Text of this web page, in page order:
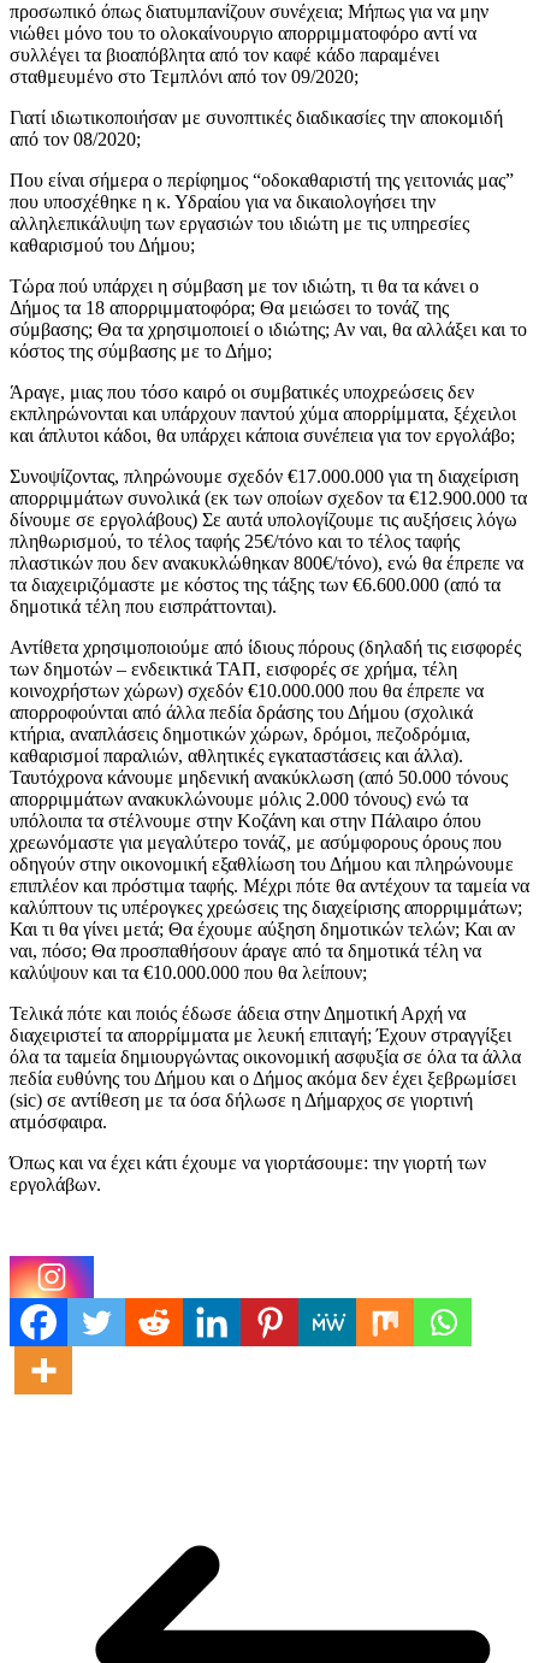
προσωπικό όπως διατυμπανίζουν συνέχεια; Μήπως για να μην
νιώθει μόνο του το ολοκαίνουργιο απορριμματοφόρο αντί να
συλλέγει τα βιοαπόβλητα από τον καφέ κάδο παραμένει
σταθμευμένο στο Τεμπλόνι από τον 09/2020;
Γιατί ιδιωτικοποιήσαν με συνοπτικές διαδικασίες την αποκομιδή
από τον 08/2020;
Που είναι σήμερα ο περίφημος “οδοκαθαριστή της γειτονιάς μας”
που υποσχέθηκε η κ. Υδραίου για να δικαιολογήσει την
αλληλεπικάλυψη των εργασιών του ιδιώτη με τις υπηρεσίες
καθαρισμού του Δήμου;
Τώρα πού υπάρχει η σύμβαση με τον ιδιώτη, τι θα τα κάνει ο
Δήμος τα 18 απορριμματοφόρα; Θα μειώσει το τονάζ της
σύμβασης; Θα τα χρησιμοποιεί ο ιδιώτης; Αν ναι, θα αλλάξει και το
κόστος της σύμβασης με το Δήμο;
Άραγε, μιας που τόσο καιρό οι συμβατικές υποχρεώσεις δεν
εκπληρώνονται και υπάρχουν παντού χύμα απορρίμματα, ξέχειλοι
και άπλυτοι κάδοι, θα υπάρχει κάποια συνέπεια για τον εργολάβο;
Συνοψίζοντας, πληρώνουμε σχεδόν €17.000.000 για τη διαχείριση
απορριμμάτων συνολικά (εκ των οποίων σχεδον τα €12.900.000 τα
δίνουμε σε εργολάβους) Σε αυτά υπολογίζουμε τις αυξήσεις λόγω
πληθωρισμού, το τέλος ταφής 25€/τόνο και το τέλος ταφής
πλαστικών που δεν ανακυκλώθηκαν 800€/τόνο), ενώ θα έπρεπε να
τα διαχειριζόμαστε με κόστος της τάξης των €6.600.000 (από τα
δημοτικά τέλη που εισπράττονται).
Αντίθετα χρησιμοποιούμε από ίδιους πόρους (δηλαδή τις εισφορές
των δημοτών – ενδεικτικά ΤΑΠ, εισφορές σε χρήμα, τέλη
κοινοχρήστων χώρων) σχεδόν €10.000.000 που θα έπρεπε να
απορροφούνται από άλλα πεδία δράσης του Δήμου (σχολικά
κτήρια, αναπλάσεις δημοτικών χώρων, δρόμοι, πεζοδρόμια,
καθαρισμοί παραλιών, αθλητικές εγκαταστάσεις και άλλα).
Ταυτόχρονα κάνουμε μηδενική ανακύκλωση (από 50.000 τόνους
απορριμμάτων ανακυκλώνουμε μόλις 2.000 τόνους) ενώ τα
υπόλοιπα τα στέλνουμε στην Κοζάνη και στην Πάλαιρο όπου
χρεωνόμαστε για μεγαλύτερο τονάζ, με ασύμφορους όρους που
οδηγούν στην οικονομική εξαθλίωση του Δήμου και πληρώνουμε
επιπλέον και πρόστιμα ταφής. Μέχρι πότε θα αντέχουν τα ταμεία να
καλύπτουν τις υπέρογκες χρεώσεις της διαχείρισης απορριμμάτων;
Και τι θα γίνει μετά; Θα έχουμε αύξηση δημοτικών τελών; Και αν
ναι, πόσο; Θα προσπαθήσουν άραγε από τα δημοτικά τέλη να
καλύψουν και τα €10.000.000 που θα λείπουν;
Τελικά πότε και ποιός έδωσε άδεια στην Δημοτική Αρχή να
διαχειριστεί τα απορρίμματα με λευκή επιταγή; Έχουν στραγγίξει
όλα τα ταμεία δημιουργώντας οικονομική ασφυξία σε όλα τα άλλα
πεδία ευθύνης του Δήμου και ο Δήμος ακόμα δεν έχει ξεβρωμίσει
(sic) σε αντίθεση με τα όσα δήλωσε η Δήμαρχος σε γιορτινή
ατμόσφαιρα.
Όπως και να έχει κάτι έχουμε να γιορτάσουμε: την γιορτή των
εργολάβων.